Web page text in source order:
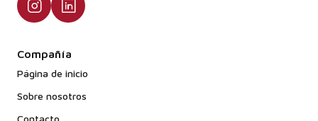
Compañía
Página de inicio
Sobre nosotros
Contacto